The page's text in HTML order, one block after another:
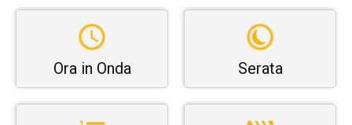
Ora in Onda Serata